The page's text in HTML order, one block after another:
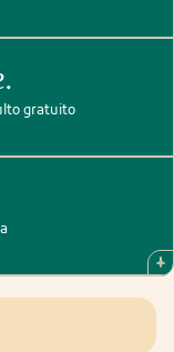
gratuito